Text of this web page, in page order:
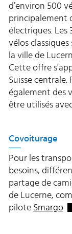
d’environ 500
principalement
électriques. Les
vélos
la ville de
Cette offre
Suisse
également des
être utilisés
Covoiturage
Pour les
besoins,
partage de
de Lucerne,
pilote Smargo